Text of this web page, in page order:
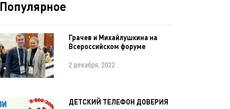
Популярное
Грачев и Михайлушкина на
Всероссийском форуме
2 декабря, 2022
ДЕТСКИЙ ТЕЛЕФОН ДОВЕРИЯ